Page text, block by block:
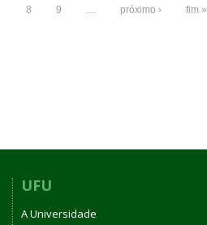
8 9 … próximo › fim »
UFU
A Universidade